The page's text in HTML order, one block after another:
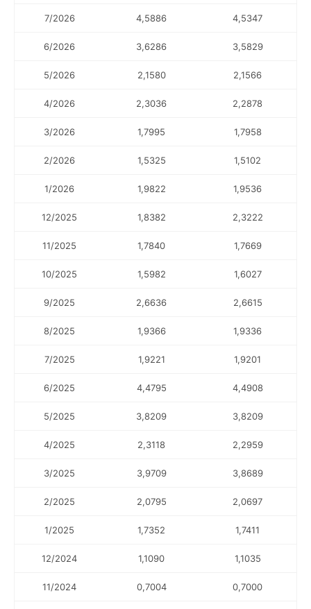
7/2026 4,5886 4,5347
6/2026 3,6286 3,5829
5/2026 2,1580 2,1566
4/2026 2,3036 2,2878
3/2026 1,7995 1,7958
2/2026 1,5325 1,5102
1/2026 1,9822 1,9536
12/2025 1,8382 2,3222
11/2025 1,7840 1,7669
10/2025 1,5982 1,6027
9/2025 2,6636 2,6615
8/2025 1,9366 1,9336
7/2025 1,9221 1,9201
6/2025 4,4795 4,4908
5/2025 3,8209 3,8209
4/2025 2,3118 2,2959
3/2025 3,9709 3,8689
2/2025 2,0795 2,0697
1/2025 1,7352 1,7411
12/2024 1,1090 1,1035
11/2024 0,7004 0,7000